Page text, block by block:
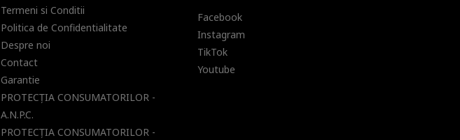
Termeni si Conditii
Politica de Confidentialitate
Despre noi
Contact
Garantie
PROTECŢIA CONSUMATORILOR -
A.N.P.C.
PROTECŢIA CONSUMATORILOR -
Facebook
Instagram
TikTok
Youtube